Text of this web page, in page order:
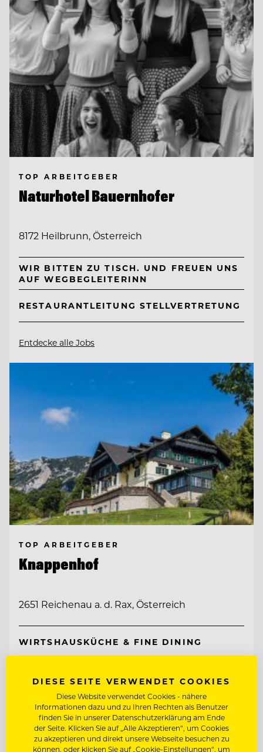
TOP ARBEITGEBER
Naturhotel Bauernhofer
8172 Heilbrunn, Österreich
WIR BITTEN ZU TISCH. UND FREUEN UNS
AUF WEGBEGLEITERINN
RESTAURANTLEITUNG STELLVERTRETUNG
Entdecke alle Jobs
TOP ARBEITGEBER
Knappenhof
2651 Reichenau a. d. Rax, Österreich
WIRTSHAUSKÜCHE & FINE DINING
Entdecke alle Jobs
DIESE SEITE VERWENDET COOKIES
Diese Website verwendet Cookies - nähere
Informationen dazu und zu Ihren Rechten als Benutzer
finden Sie in unserer Datenschutzerklärung am Ende
der Seite. Klicken Sie auf „Alle Akzeptieren“, um Cookies
zu akzeptieren und direkt unsere Webseite besuchen zu
können, oder klicken Sie auf „Cookie-Einstellungen“, um